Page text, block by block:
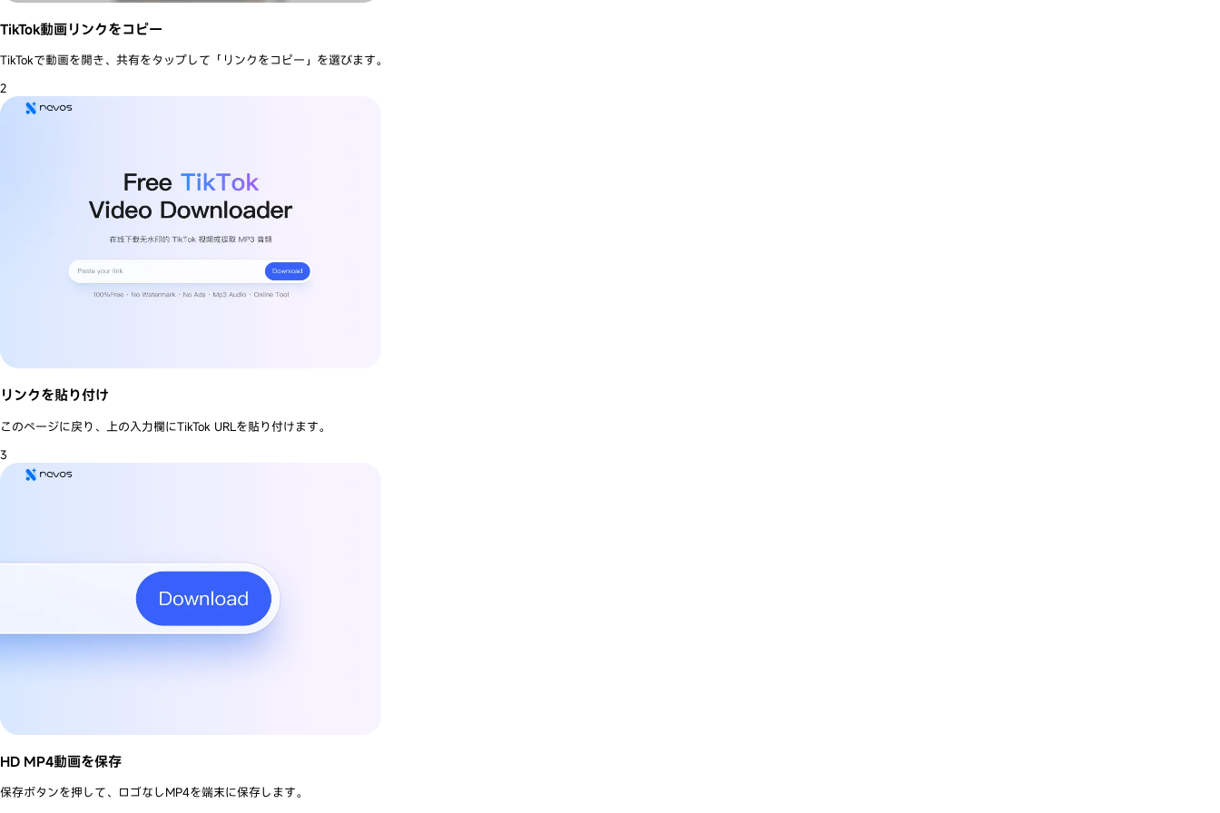
TikTok動画リンクをコピー
TikTokで動画を開き、共有をタップして「リンクをコピー」を選びます。
2
リンクを貼り付け
このページに戻り、上の入力欄にTikTok URLを貼り付けます。
3
HD MP4動画を保存
保存ボタンを押して、ロゴなしMP4を端末に保存します。